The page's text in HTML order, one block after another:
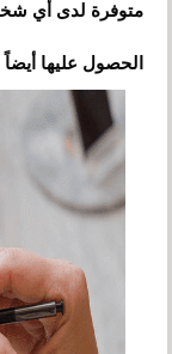
متوفرة لدى أي
الحصول عليها